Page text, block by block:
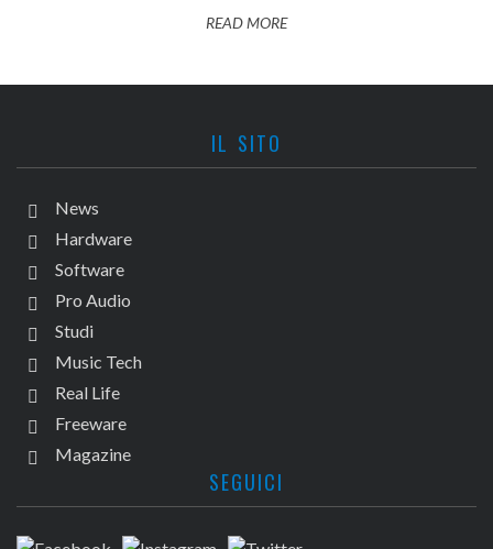
READ MORE
IL SITO
News
Hardware
Software
Pro Audio
Studi
Music Tech
Real Life
Freeware
Magazine
SEGUICI